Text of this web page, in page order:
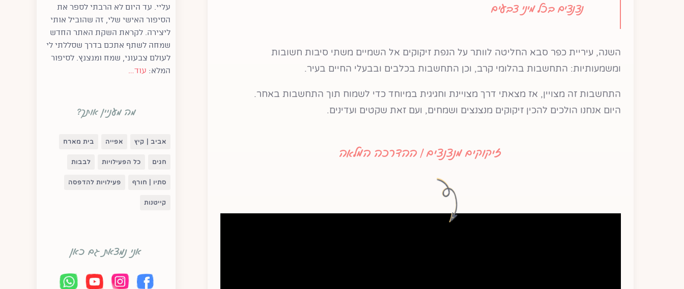
עליי. עד היום לא הרבתי לספר את
הסיפור האישי שלי, זה שהוביל אותי
ליצירה. לקראת השקת האתר החדש
שמחה לשתף אתכם בדרך שסללתי לי
לעולם צבעוני, שמח ומנצנץ. לסיפור
המלא: עוד…
מה מעניין אותך?
אביב | קיץ אפייה בית מארח
חגים כל הפעילויות לבבות
סתיו | חורף פעילויות להדפסה
קייטנות
אני נמצאת גם כאן
נצנצים בכל מיני צבעים
השנה, עיריית כפר סבא החליטה לוותר על הנפת זיקוקים אל השמיים משתי סיבות חשובות
ומשמעותיות: התחשבות בהלומי קרב, וכן התחשבות בכלבים ובבעלי החיים בעיר.
התחשבות זה מצויין, אז מצאתי דרך מצויינת וחגיגית במיוחד כדי לשמוח תוך התחשבות באחר.
היום אנחנו הולכים להכין זיקוקים מנצנצים ושמחים, ועם זאת שקטים ועדינים.
זיקוקים מנצנצים | ההדרכה המלאה